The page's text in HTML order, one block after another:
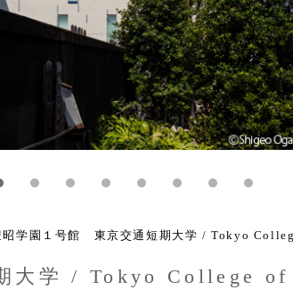
昭学園１号館 東京交通短期大学 / Tokyo
大学 / Tokyo College of